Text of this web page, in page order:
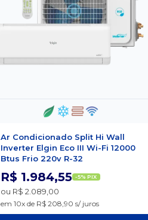
Ar Condicionado Split Hi Wall
Inverter Elgin Eco III Wi-Fi 12000
Btus Frio 220v R-32
R$ 1.984,55 -5% PIX
ou R$ 2.089,00
em 10x de R$ 208,90 s/ juros